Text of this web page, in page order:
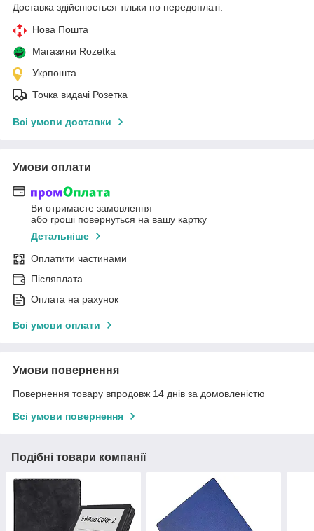
Доставка здійснюється тільки по передоплаті.
Нова Пошта
Магазини Rozetka
Укрпошта
Точка видачі Розетка
Всі умови доставки
Умови оплати
Ви отримаєте замовлення
або гроші повернуться на вашу картку
Детальніше
Оплатити частинами
Післяплата
Оплата на рахунок
Всі умови оплати
Умови повернення
Повернення товару впродовж 14 днів за домовленістю
Всі умови повернення
Подібні товари компанії